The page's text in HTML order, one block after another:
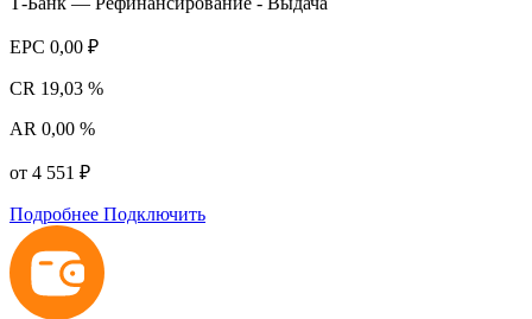
EPC 0,00 ₽
CR 19,03 %
AR 0,00 %
от 4 551 ₽
Подробнее Подключить